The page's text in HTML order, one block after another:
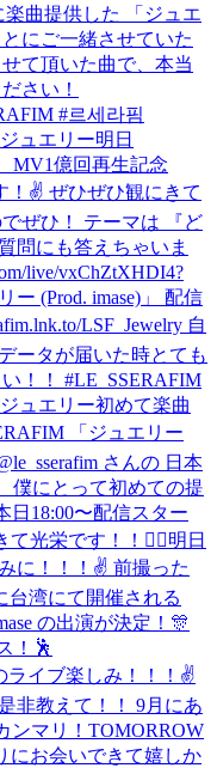
曲提供した 「ジュエ
にご一緒させていた
て頂いた曲で、本当
さい！
#르세라핌
ュエリー明日
MV1億回再生記念
！✌️ ぜひぜひ観にきて
ぜひ！ テーマは 『ど
問にも答えちゃいま
live/vxChZtXHDI4?
ー (Prod. imase)」 配信
LSF_Jewelry 自
ータが届いた時とても
！！ #LE_SSERAFIM
ュエリー初めて楽曲
「ジュエリー
さんの 日本
僕にとって初めての提
日18:00〜配信スター
て光栄です！！🙇‍♂️明日
に！！！✌️ 前撮った
台湾にて開催される
の出演が決定！🎊
！🕺
ライブ楽しみ！！！✌️
非教えて！！ 9月にあ
ンマリ！ TOMORROW
にお会いできて嬉しか